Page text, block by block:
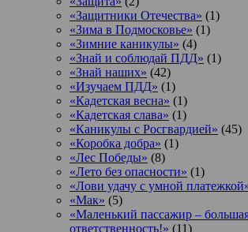
«Защитники Отечества» (1)
«Зима в Подмосковье» (1)
«Зимние каникулы» (4)
«Знай и соблюдай ПДД» (1)
«Знай наших» (42)
«Изучаем ПДД» (1)
«Кадетская весна» (1)
«Кадетская слава» (1)
«Каникулы с Росгвардией» (45)
«Коробка добра» (1)
«Лес Победы» (8)
«Лето без опасности» (1)
«Лови удачу с умной
«Мак» (5)
«Маленький пассажир –
ответственность!» (11)